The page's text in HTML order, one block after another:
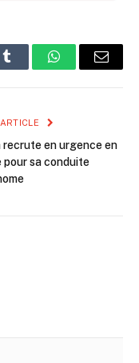
Tumblr WhatsAppEmail
recrute en urgence en
pour sa conduite